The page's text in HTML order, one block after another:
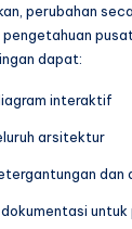
perubahan
dapat:
interaktif
arsitektur
dan